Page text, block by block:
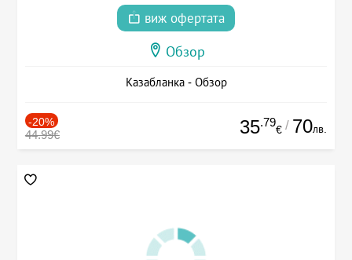
виж офертата
Обзор
Казабланка - Обзор
-20%
44.99€ 35.79
€ / 70лв.